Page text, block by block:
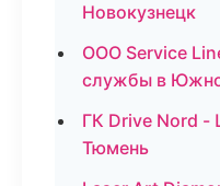
Новокузнецк
ООО Service
службы в
ГК Drive Nord
Тюмень